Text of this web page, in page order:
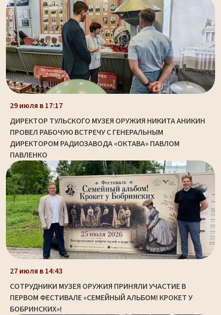
29 июля в 17:17
ДИРЕКТОР ТУЛЬСКОГО МУЗЕЯ ОРУЖИЯ НИКИТА АНИКИН
ПРОВЕЛ РАБОЧУЮ ВСТРЕЧУ С ГЕНЕРАЛЬНЫМ
ДИРЕКТОРОМ РАДИОЗАВОДА «ОКТАВА» ПАВЛОМ
ПАВЛЕНКО
27 июля в 14:43
СОТРУДНИКИ МУЗЕЯ ОРУЖИЯ ПРИНЯЛИ УЧАСТИЕ В
ПЕРВОМ ФЕСТИВАЛЕ «СЕМЕЙНЫЙ АЛЬБОМ! КРОКЕТ У
БОБРИНСКИХ»!